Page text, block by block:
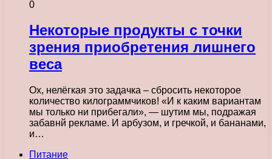
0
Некоторые продукты с точки
зрения приобретения лишнего
веса
Ох, нелёгкая это задачка – сбросить некоторое
количество килограммчиков! «И к каким вариантам
мы только ни прибегали», — шутим мы, подражая
забавнй рекламе. И арбузом, и гречкой, и бананами,
и…
Питание